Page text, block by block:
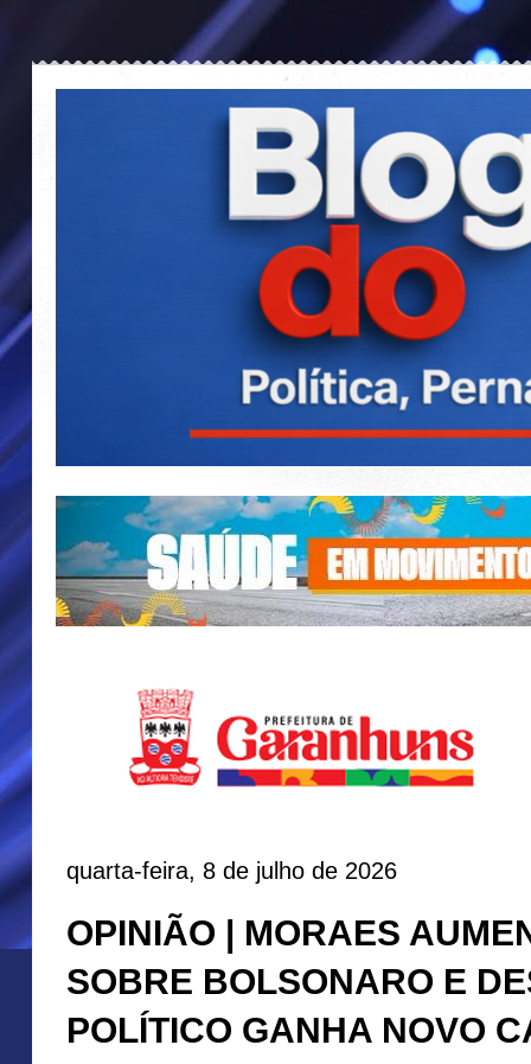
quarta-feira, 8 de julho de 2026
OPINIÃO | MORAES
SOBRE BOLSONARO E
POLÍTICO GANHA NOVO